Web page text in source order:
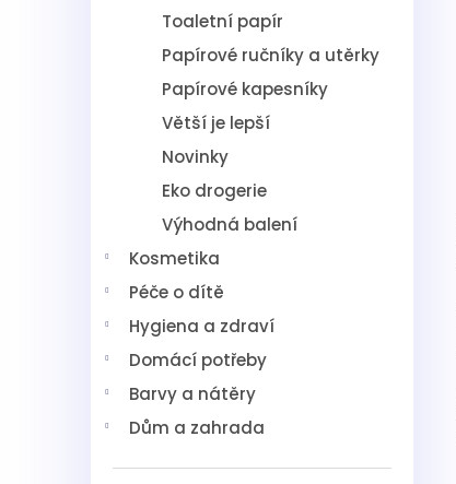
Toaletní papír
Papírové ručníky a utěrky
Papírové kapesníky
Větší je lepší
Novinky
Eko drogerie
Výhodná balení
Kosmetika
Péče o dítě
Hygiena a zdraví
Domácí potřeby
Barvy a nátěry
Dům a zahrada